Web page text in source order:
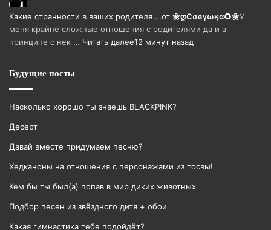
Какие странности в ваших родителя …от 🌼ღСσɞγωӄα🌻🌼У
меня крайне сложные отношения с родителями да и в
принципе с нек … Читать далее12 минут назад
Будущие посты
Насколько хорошо ты знаешь BLACKPINK?
Десерт
Давай вместе придумаем песню?
Хедканоны на отношения с персонажами из тосвы!
Кем бы ты был(а) попав в мир диких животных
Подбор песен из звёздного дитя + обои
Какая гимнастика тебе подойдёт?